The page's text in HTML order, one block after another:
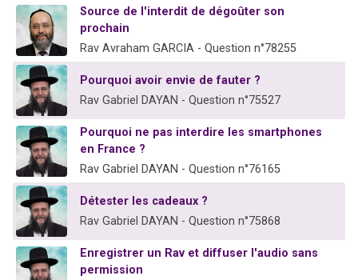
Il reste 49 places pour étudier en groupe sur Zoom
12 nouvelles musiques dans Torah-Box Music
Source de l'interdit de dégoûter son
prochain
Rav Avraham GARCIA - Question n°78255
Pourquoi avoir envie de fauter ?
Rav Gabriel DAYAN - Question n°75527
Pourquoi ne pas interdire les smartphones
en France ?
Rav Gabriel DAYAN - Question n°76165
Détester les cadeaux ?
Rav Gabriel DAYAN - Question n°75868
Enregistrer un Rav et diffuser l'audio sans
permission